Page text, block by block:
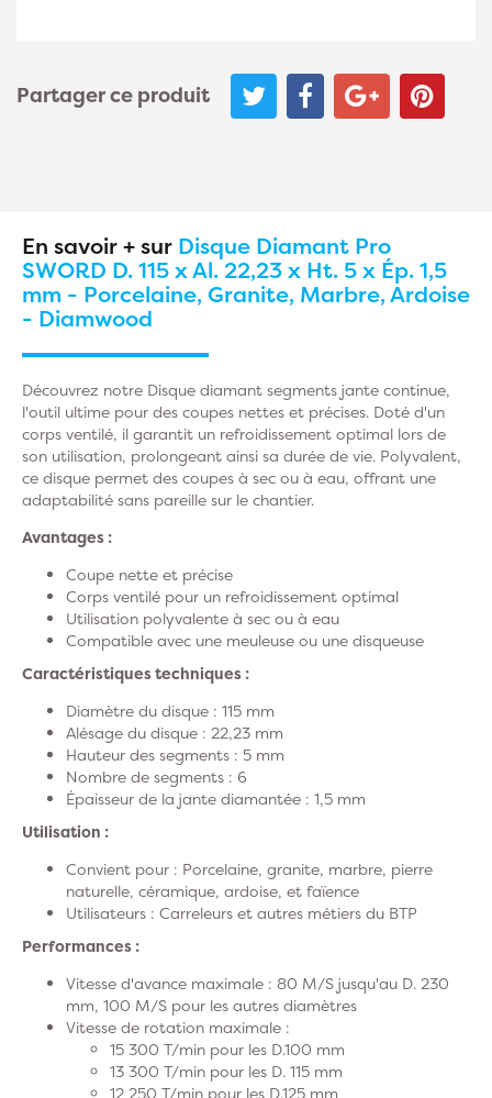
Partager ce produit
En savoir + sur Disque Diamant Pro
SWORD D. 115 x Al. 22,23 x Ht. 5 x Ép. 1,5
mm - Porcelaine, Granite, Marbre, Ardoise
- Diamwood
Découvrez notre Disque diamant segments jante continue,
l'outil ultime pour des coupes nettes et précises. Doté d'un
corps ventilé, il garantit un refroidissement optimal lors de
son utilisation, prolongeant ainsi sa durée de vie. Polyvalent,
ce disque permet des coupes à sec ou à eau, offrant une
adaptabilité sans pareille sur le chantier.
Avantages :
Coupe nette et précise
Corps ventilé pour un refroidissement optimal
Utilisation polyvalente à sec ou à eau
Compatible avec une meuleuse ou une disqueuse
Caractéristiques techniques :
Diamètre du disque : 115 mm
Alésage du disque : 22,23 mm
Hauteur des segments : 5 mm
Nombre de segments : 6
Épaisseur de la jante diamantée : 1,5 mm
Utilisation :
Convient pour : Porcelaine, granite, marbre, pierre
naturelle, céramique, ardoise, et faïence
Utilisateurs : Carreleurs et autres métiers du BTP
Performances :
Vitesse d'avance maximale : 80 M/S jusqu'au D. 230
mm, 100 M/S pour les autres diamètres
Vitesse de rotation maximale :
15 300 T/min pour les D.100 mm
13 300 T/min pour les D. 115 mm
12 250 T/min pour les D.125 mm